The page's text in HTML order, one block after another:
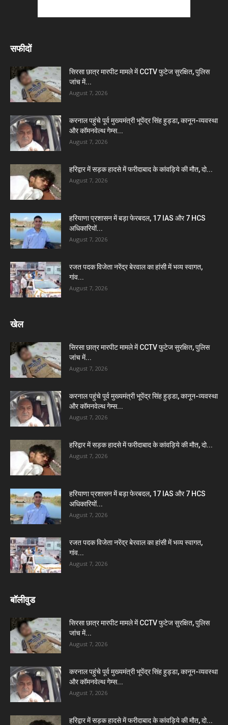
सफीदों
सिरसा छात्र मारपीट मामले में CCTV फुटेज सुरक्षित, पुलिस
जांच में...
August 7, 2026
करनाल पहुंचे पूर्व मुख्यमंत्री भूपेंद्र सिंह हुड्डा, कानून-व्यवस्था
और कॉमनवेल्थ गेम्स...
August 7, 2026
हरिद्वार में सड़क हादसे में फरीदाबाद के कांवड़िये की मौत, दो...
August 7, 2026
हरियाणा प्रशासन में बड़ा फेरबदल, 17 IAS और 7 HCS
अधिकारियों...
August 7, 2026
रजत पदक विजेता नरेंद्र बेरवाल का हांसी में भव्य स्वागत,
गांव...
August 7, 2026
खेल
सिरसा छात्र मारपीट मामले में CCTV फुटेज सुरक्षित, पुलिस
जांच में...
August 7, 2026
करनाल पहुंचे पूर्व मुख्यमंत्री भूपेंद्र सिंह हुड्डा, कानून-व्यवस्था
और कॉमनवेल्थ गेम्स...
August 7, 2026
हरिद्वार में सड़क हादसे में फरीदाबाद के कांवड़िये की मौत, दो...
August 7, 2026
हरियाणा प्रशासन में बड़ा फेरबदल, 17 IAS और 7 HCS
अधिकारियों...
August 7, 2026
रजत पदक विजेता नरेंद्र बेरवाल का हांसी में भव्य स्वागत,
गांव...
August 7, 2026
बॉलीवुड
सिरसा छात्र मारपीट मामले में CCTV फुटेज सुरक्षित, पुलिस
जांच में...
August 7, 2026
करनाल पहुंचे पूर्व मुख्यमंत्री भूपेंद्र सिंह हुड्डा, कानून-व्यवस्था
और कॉमनवेल्थ गेम्स...
August 7, 2026
हरिद्वार में सड़क हादसे में फरीदाबाद के कांवड़िये की मौत, दो...